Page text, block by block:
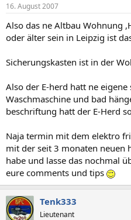
16. August 2007
Also das ne Altbau Wohnung
oder älter sein in Leipzig ist
Sicherungskasten ist in der
Also der E-herd hatt ne
Waschmaschine und bad
beschriftung hatt der E-Herd
Naja termin mit dem elektro
mit der seit 3 monaten neuen
habe und lasse das nochmal
eure comments und tips
Tenk333
Lieutenant